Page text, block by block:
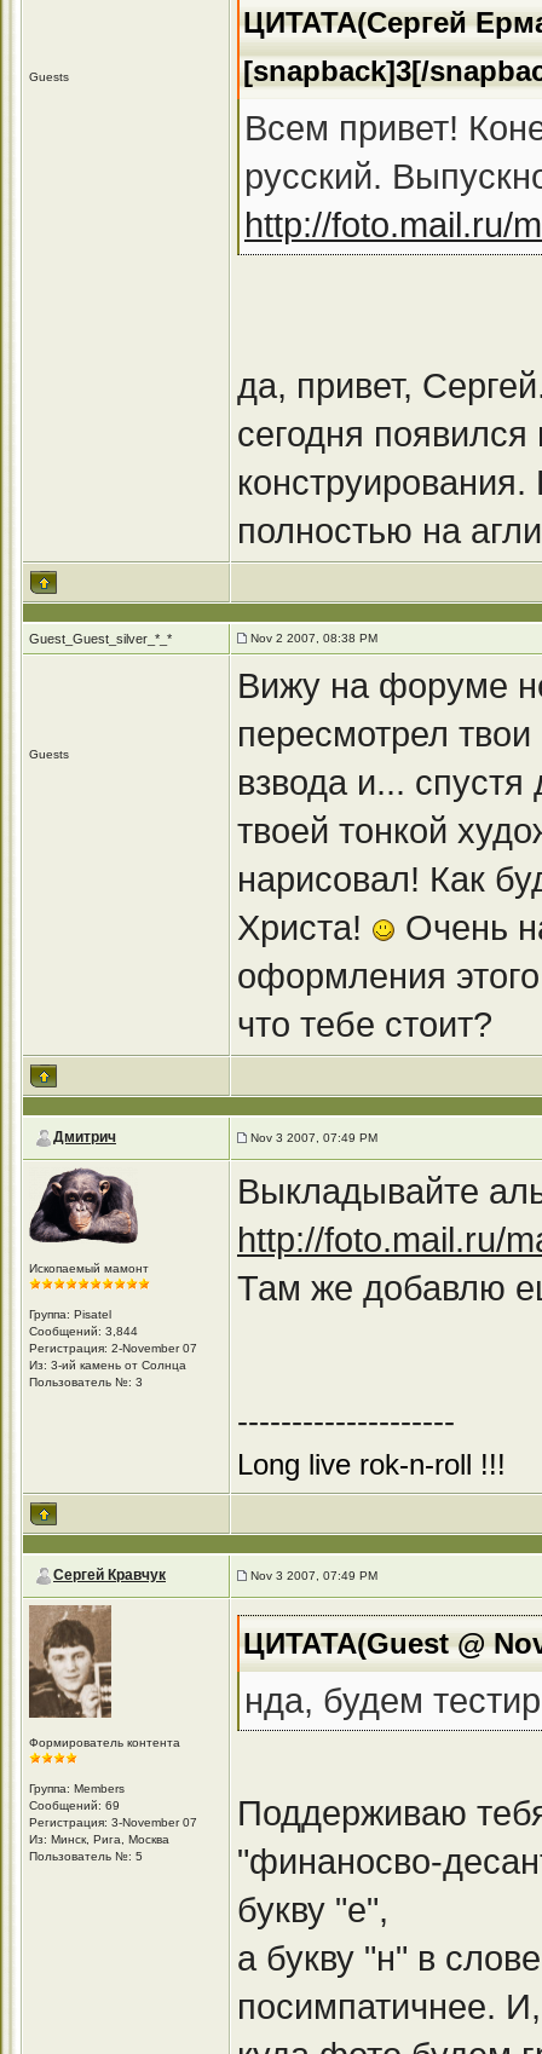
Guests
ЦИТАТА(Сергей
[snapback]3[/
Всем привет!
русский.
http://foto.mail.ru/
да, привет,
сегодня
полностью на
Guest_Guest_silver_*_* Nov 2 2007, 08:38 PM
Guests
Вижу на форуме
пересмотрел
взвода и...
твоей тонкой
нарисовал! Как
Христа!
Очень
оформления
что тебе стоит?
Дмитрич Nov 3 2007, 07:49 PM
Ископаемый мамонт
Группа: Pisatel
Сообщений: 3,844
Регистрация: 2-November 07
Из: 3-ий камень от Солнца
Пользователь №: 3
Выкладывайте
http://foto.mail.ru/
Там же добавлю
--------------------
Long live rok-n-roll !!!
Сергей Кравчук Nov 3 2007, 07:49 PM
Формирователь контента
Группа: Members
Сообщений: 69
Регистрация: 3-November 07
Из: Минск, Рига, Москва
Пользователь №: 5
ЦИТАТА(Guest @
нда, будем
Поддерживаю
"финаносво-
букву "е",
а букву "н" в
посимпатичнее.